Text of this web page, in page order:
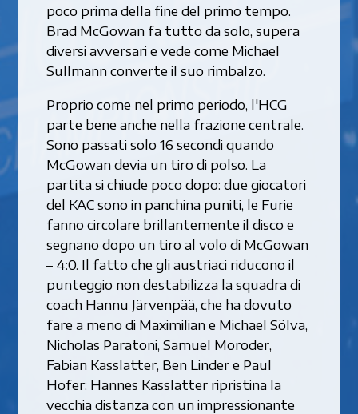
poco prima della fine del primo tempo.
Brad McGowan fa tutto da solo, supera
diversi avversari e vede come Michael
Sullmann converte il suo rimbalzo.
Proprio come nel primo periodo, l'HCG
parte bene anche nella frazione centrale.
Sono passati solo 16 secondi quando
McGowan devia un tiro di polso. La
partita si chiude poco dopo: due giocatori
del KAC sono in panchina puniti, le Furie
fanno circolare brillantemente il disco e
segnano dopo un tiro al volo di McGowan
– 4:0. Il fatto che gli austriaci riducono il
punteggio non destabilizza la squadra di
coach Hannu Järvenpää, che ha dovuto
fare a meno di Maximilian e Michael Sölva,
Nicholas Paratoni, Samuel Moroder,
Fabian Kasslatter, Ben Linder e Paul
Hofer: Hannes Kasslatter ripristina la
vecchia distanza con un impressionante